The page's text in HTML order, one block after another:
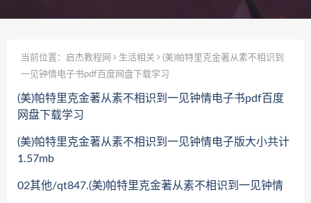
当前位置： 启杰教程网 生活相关
(美)帕特里克金著从素不相识到
一见钟情电子书pdf百度网盘下载学习
(美)帕特里克金著从素不相识到一见钟情电子书pdf百度
网盘下载学习
(美)帕特里克金著从素不相识到一见钟情电子版大小共计
1.57mb
02其他/qt847.(美)帕特里克金著从素不相识到一见钟情